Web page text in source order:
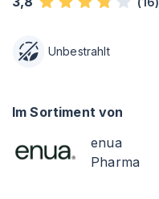
Unbestrahlt
Im Sortiment von
enua
Pharma